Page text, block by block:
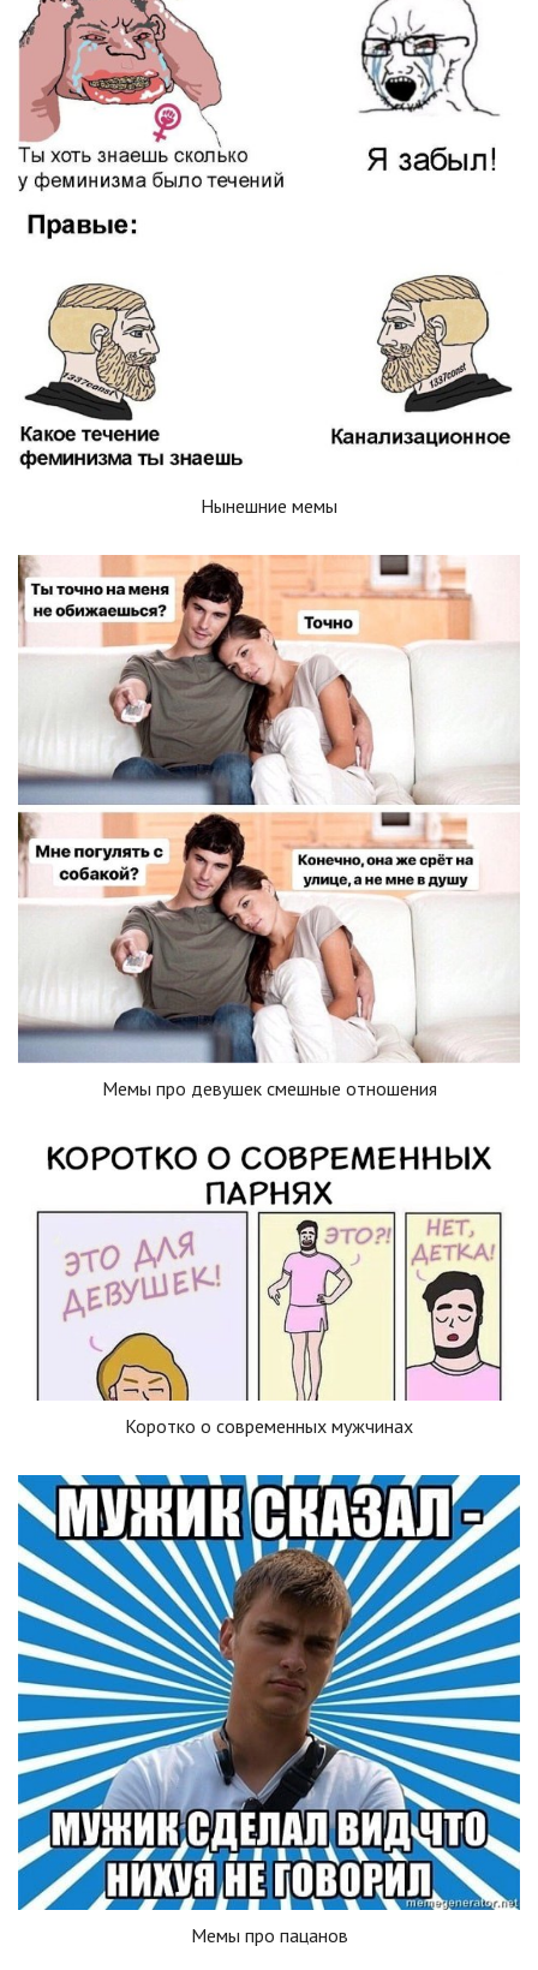
Нынешние мемы
Мемы про девушек смешные отношения
Коротко о современных мужчинах
Мемы про пацанов